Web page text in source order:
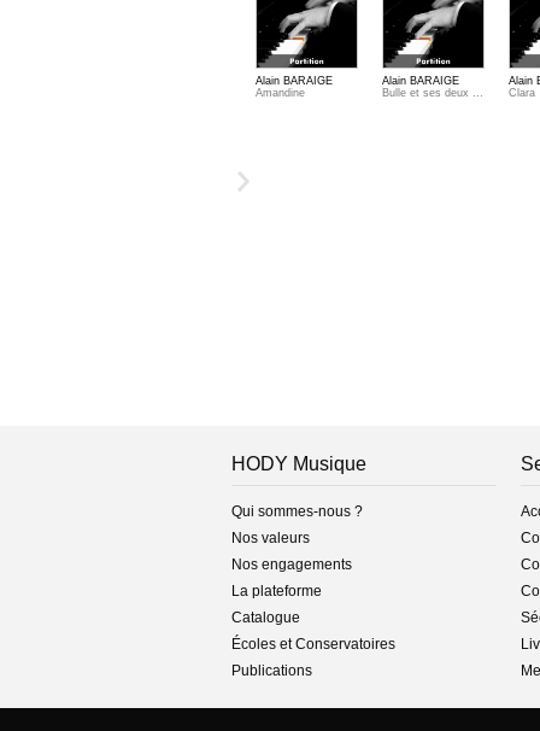
Alain BARAIGE
Amandine
Alain BARAIGE
Bulle et ses deux amis
Alain
Clara
HODY Musique
Qui sommes-nous ?
Nos valeurs
Nos engagements
La plateforme
Catalogue
Écoles et Conservatoires
Publications